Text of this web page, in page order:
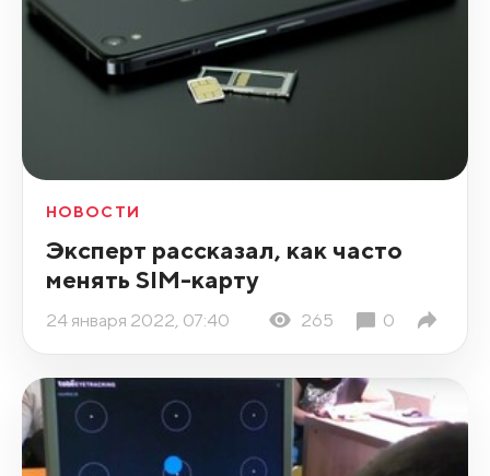
НОВОСТИ
Эксперт рассказал, как часто
менять SIM-карту
24 января 2022, 07:40 265 0